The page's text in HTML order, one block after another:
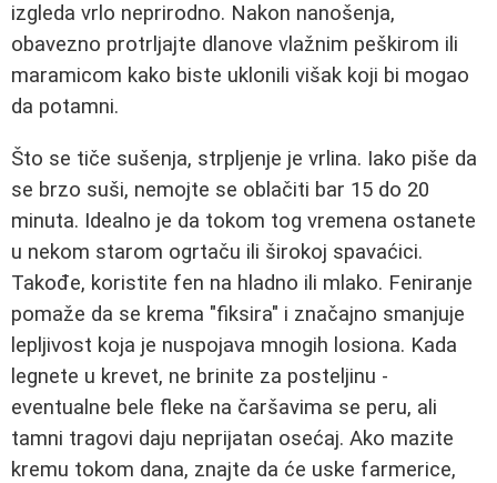
izgleda vrlo neprirodno. Nakon nanošenja,
obavezno protrljajte dlanove vlažnim peškirom ili
maramicom kako biste uklonili višak koji bi mogao
da potamni.
Što se tiče sušenja, strpljenje je vrlina. Iako piše da
se brzo suši, nemojte se oblačiti bar 15 do 20
minuta. Idealno je da tokom tog vremena ostanete
u nekom starom ogrtaču ili širokoj spavaćici.
Takođe, koristite fen na hladno ili mlako. Feniranje
pomaže da se krema "fiksira" i značajno smanjuje
lepljivost koja je nuspojava mnogih losiona. Kada
legnete u krevet, ne brinite za posteljinu -
eventualne bele fleke na čaršavima se peru, ali
tamni tragovi daju neprijatan osećaj. Ako mazite
kremu tokom dana, znajte da će uske farmerice,